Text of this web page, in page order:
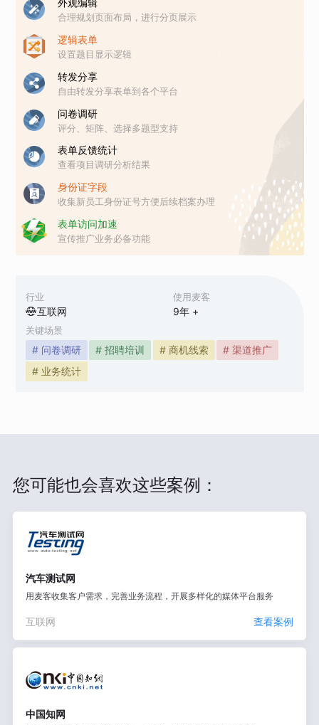
行业
互联网
使用麦客
9年 +
关键场景
# 问卷调研 # 招聘培训 # 商机线索
# 渠道推广
# 业务统计
合理规划页面布局，进行分页展示
逻辑表单
设置题目显示逻辑
转发分享
自由转发分享表单到各个平台
问卷调研
评分、矩阵、选择多题型支持
表单反馈统计
查看项目调研分析结果
身份证字段
收集新员工身份证号方便后续档案办理
表单访问加速
宣传推广业务必备功能
您可能也会喜欢这些案例：
汽车测试网
用麦客收集客户需求，完善业务流程，开展多样化的媒体平台服务
互联网 查看案例
中国知网